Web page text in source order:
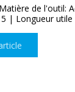
de l'outil:
| Longueur utile